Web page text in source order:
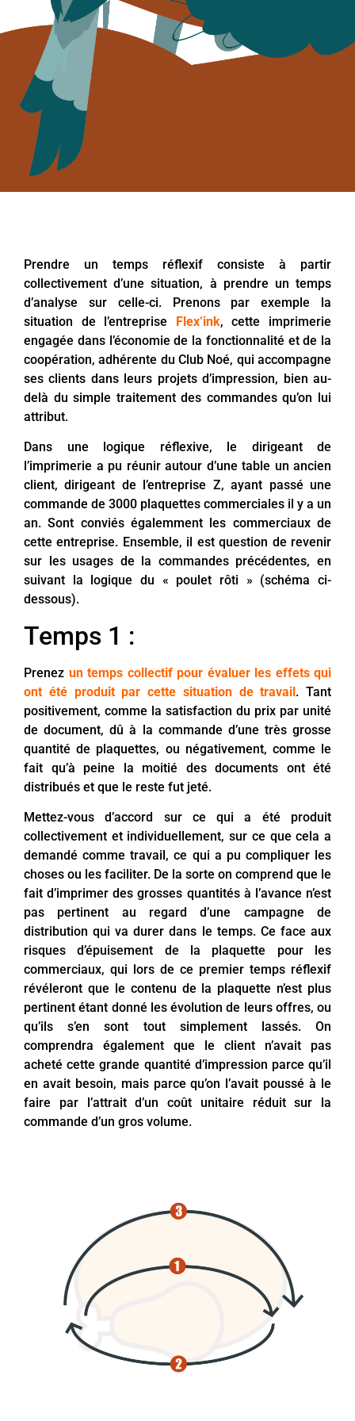
Prendre un temps réflexif consiste à partir
collectivement d’une situation, à prendre un temps
d’analyse sur celle-ci. Prenons par exemple la
situation de l’entreprise Flex’ink, cette imprimerie
engagée dans l’économie de la fonctionnalité et de la
coopération, adhérente du Club Noé, qui accompagne
ses clients dans leurs projets d’impression, bien au-
delà du simple traitement des commandes qu’on lui
attribut.
Dans une logique réflexive, le dirigeant de
l’imprimerie a pu réunir autour d’une table un ancien
client, dirigeant de l’entreprise Z, ayant passé une
commande de 3000 plaquettes commerciales il y a un
an. Sont conviés égalemment les commerciaux de
cette entreprise. Ensemble, il est question de revenir
sur les usages de la commandes précédentes, en
suivant la logique du « poulet rôti » (schéma ci-
dessous).
Temps 1 :
Prenez un temps collectif pour évaluer les effets qui
ont été produit par cette situation de travail. Tant
positivement, comme la satisfaction du prix par unité
de document, dû à la commande d’une très grosse
quantité de plaquettes, ou négativement, comme le
fait qu’à peine la moitié des documents ont été
distribués et que le reste fut jeté.
Mettez-vous d’accord sur ce qui a été produit
collectivement et individuellement, sur ce que cela a
demandé comme travail, ce qui a pu compliquer les
choses ou les faciliter. De la sorte on comprend que le
fait d’imprimer des grosses quantités à l’avance n’est
pas pertinent au regard d’une campagne de
distribution qui va durer dans le temps. Ce face aux
risques d’épuisement de la plaquette pour les
commerciaux, qui lors de ce premier temps réflexif
révéleront que le contenu de la plaquette n’est plus
pertinent étant donné les évolution de leurs offres, ou
qu’ils s’en sont tout simplement lassés. On
comprendra également que le client n’avait pas
acheté cette grande quantité d’impression parce qu’il
en avait besoin, mais parce qu’on l’avait poussé à le
faire par l’attrait d’un coût unitaire réduit sur la
commande d’un gros volume.